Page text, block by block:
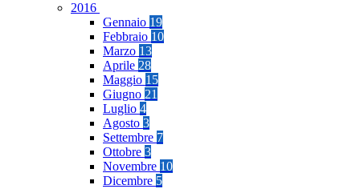
2016
Gennaio 19
Febbraio 10
Marzo 13
Aprile 28
Maggio 15
Giugno 21
Luglio 4
Agosto 3
Settembre 7
Ottobre 3
Novembre 10
Dicembre 5